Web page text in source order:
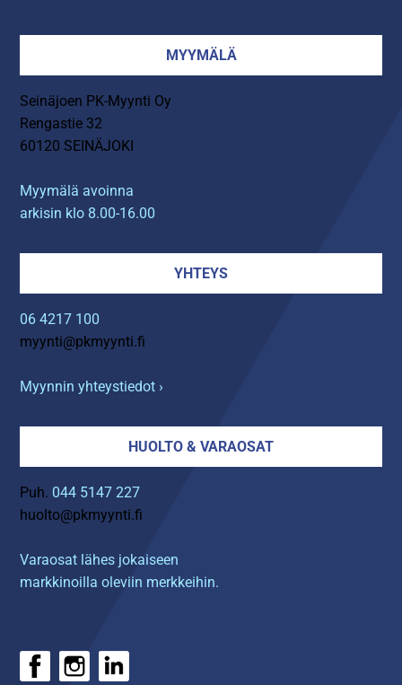
MYYMÄLÄ
Seinäjoen PK-Myynti Oy
Rengastie 32
60120 SEINÄJOKI
Myymälä avoinna
arkisin klo 8.00-16.00
YHTEYS
06 4217 100
myynti@pkmyynti.fi
Myynnin yhteystiedot ›
HUOLTO & VARAOSAT
Puh. 044 5147 227
huolto@pkmyynti.fi
Varaosat lähes jokaiseen
markkinoilla oleviin merkkeihin.